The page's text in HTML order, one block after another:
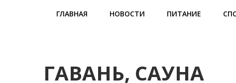
ГЛАВНАЯ НОВОСТИ ПИТАНИЕ
ГАВАНЬ, САУНА